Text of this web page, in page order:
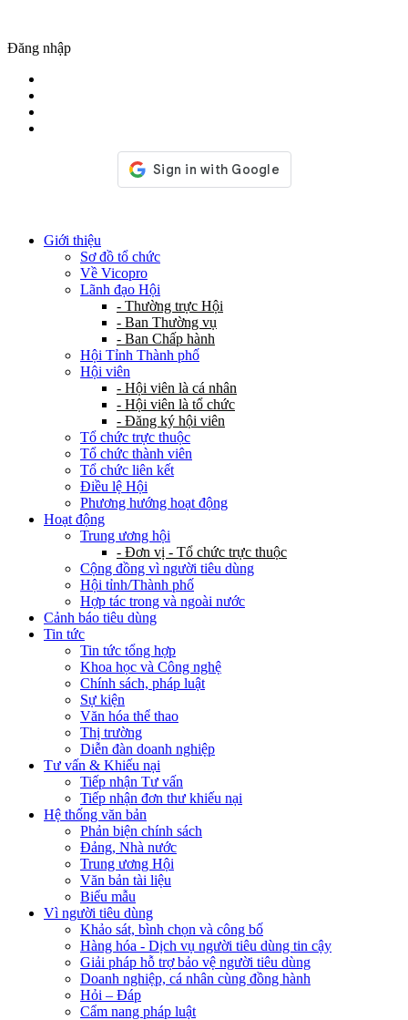
Đăng nhập
Giới thiệu
Sơ đồ tổ chức
Về Vicopro
Lãnh đạo Hội
- Thường trực Hội
- Ban Thường vụ
- Ban Chấp hành
Hội Tỉnh Thành phố
Hội viên
- Hội viên là cá nhân
- Hội viên là tổ chức
- Đăng ký hội viên
Tổ chức trực thuộc
Tổ chức thành viên
Tổ chức liên kết
Điều lệ Hội
Phương hướng hoạt động
Hoạt động
Trung ương hội
- Đơn vị - Tổ chức trực thuộc
Cộng đồng vì người tiêu dùng
Hội tỉnh/Thành phố
Hợp tác trong và ngoài nước
Cảnh báo tiêu dùng
Tin tức
Tin tức tổng hợp
Khoa học và Công nghệ
Chính sách, pháp luật
Sự kiện
Văn hóa thể thao
Thị trường
Diễn đàn doanh nghiệp
Tư vấn & Khiếu nại
Tiếp nhận Tư vấn
Tiếp nhận đơn thư khiếu nại
Hệ thống văn bản
Phản biện chính sách
Đảng, Nhà nước
Trung ương Hội
Văn bản tài liệu
Biểu mẫu
Vì người tiêu dùng
Khảo sát, bình chọn và công bố
Hàng hóa - Dịch vụ người tiêu dùng tin cậy
Giải pháp hỗ trợ bảo vệ người tiêu dùng
Doanh nghiệp, cá nhân cùng đồng hành
Hỏi – Đáp
Cẩm nang pháp luật